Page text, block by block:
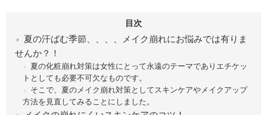
目次
夏の汗ばむ季節、、、、メイク崩れにお悩みでは有りま
せんか？！
夏の化粧崩れ対策は女性にとって永遠のテーマでありエチケッ
トとしても必要不可欠なものです。
そこで、夏のメイク崩れ対策としてスキンケアやメイクアップ
方法を見直してみることにしました。